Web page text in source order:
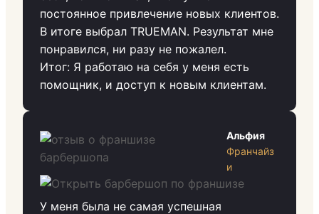
постоянное привлечение новых клиентов.
В итоге выбрал TRUEMAN. Результат мне
понравился, ни разу не пожалел.
Итог: Я работаю на себя у меня есть
помощник, и доступ к новым клиентам.
Альфия
Франчайз
и
У меня была не самая успешная